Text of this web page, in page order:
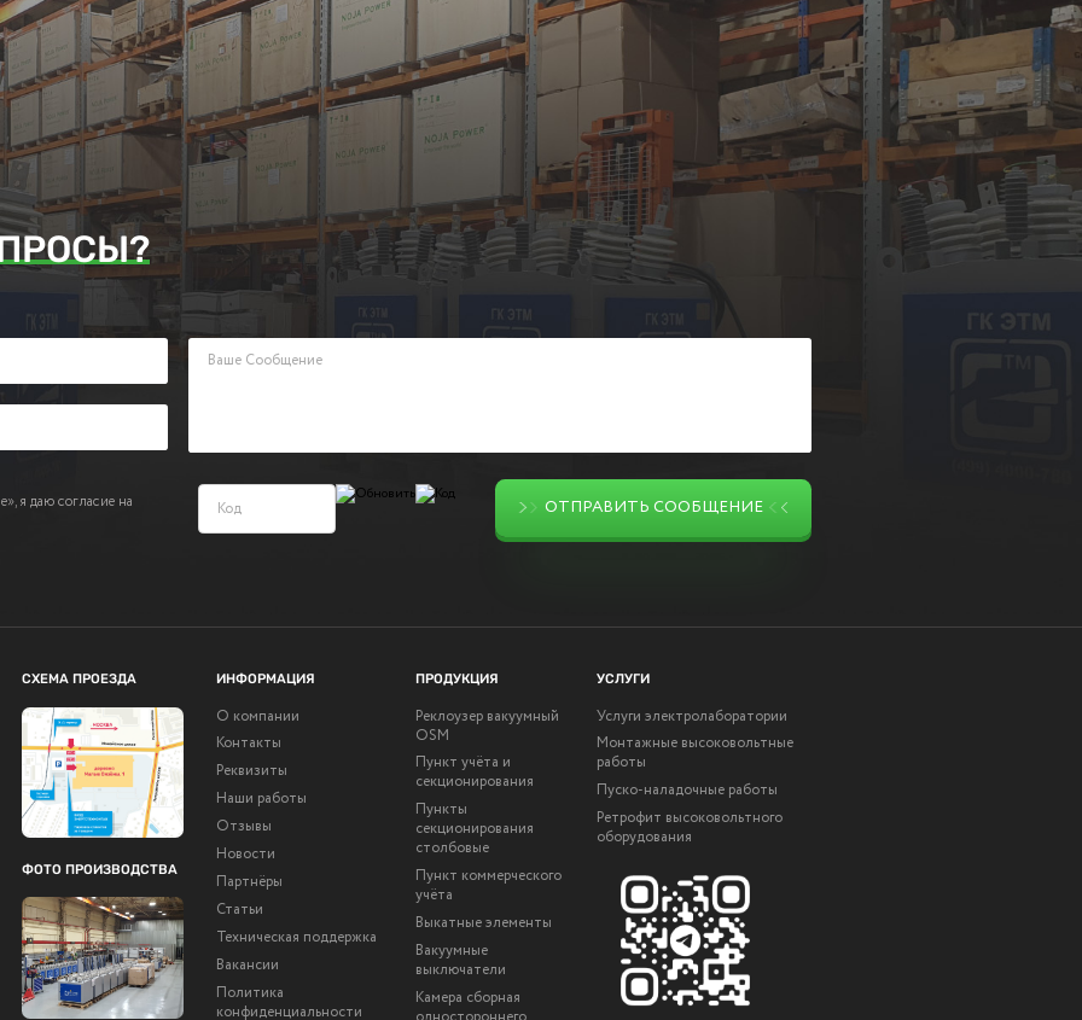
Наш менеджер ответит Вам в кратчайшие сроки.
я даю согласие на ОТПРАВИТЬ СООБЩЕНИЕ
СХЕМА ПРОЕЗДА
ФОТО ПРОИЗВОДСТВА
ИНФОРМАЦИЯ
О компании
Контакты
Реквизиты
Наши работы
Отзывы
Новости
Партнёры
Статьи
Техническая поддержка
Вакансии
Политика
конфиденциальности
ПРОДУКЦИЯ
Реклоузер вакуумный
OSM
Пункт учёта и
секционирования
Пункты
секционирования
столбовые
Пункт коммерческого
учёта
Выкатные элементы
Вакуумные
выключатели
Камера сборная
УСЛУГИ
Услуги электролаборатории
Монтажные высоковольтные
работы
Пуско-наладочные работы
Ретрофит высоковольтного
оборудования